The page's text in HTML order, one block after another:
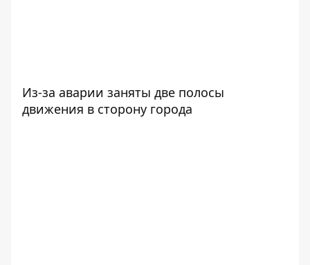
Из-за аварии заняты две полосы
движения в сторону города